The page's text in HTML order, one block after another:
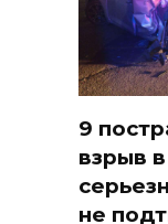
9
взрыв
не